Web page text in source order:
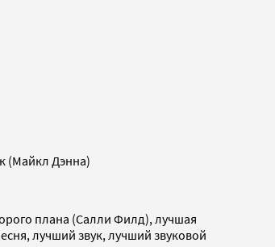
(Майкл Дэнна)
плана (Салли Филд), лучшая
лучший звук, лучший звуковой